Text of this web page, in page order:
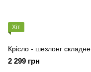
Хіт
Крісло - шезлонг
2 299 грн